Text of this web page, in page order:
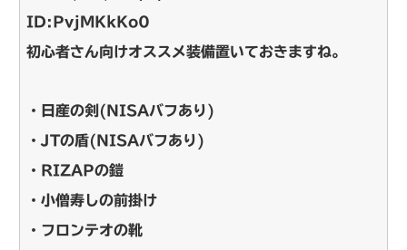
ID:PvjMKkKo0
初心者さん向けオススメ装備置いておきますね。
・日産の剣(NISAバフあり)
・JTの盾(NISAバフあり)
・RIZAPの鎧
・小僧寿しの前掛け
・フロンテオの靴